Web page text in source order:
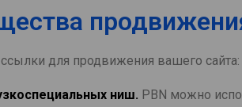
для продвижения вашего сайта:
ниш. PBN можно